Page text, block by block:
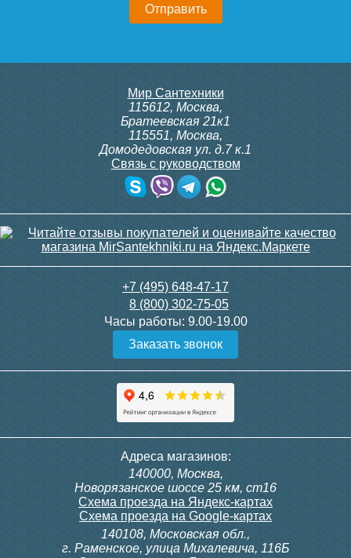
Мир Сантехники
115612, Москва,
Братеевская 21к1
115551, Москва,
Домодедовская ул. д.7 к.1
Связь с руководством
+7 (495) 648-47-17
8 (800) 302-75-05
Часы работы: 9.00-19.00
Заказать звонок
Адреса магазинов:
140000, Москва,
Новорязанское шоссе 25 км, ст16
Схема проезда на Яндекс-картах
Схема проезда на Google-картах
140108, Московская обл.,
г. Раменское, улица Михалевича, 116Б